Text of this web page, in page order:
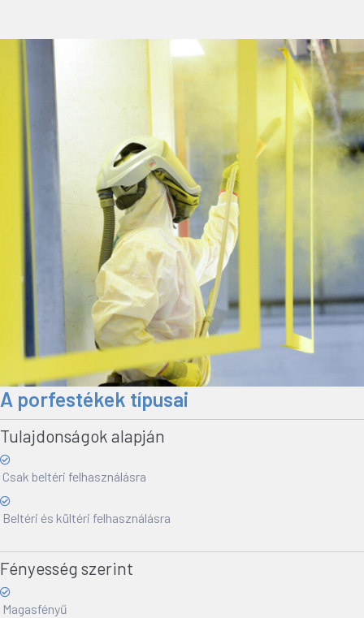
A porfestékek típusai
Tulajdonságok alapján
Csak beltéri felhasználásra
Beltéri és kültéri felhasználásra
Fényesség szerint
Magasfényű